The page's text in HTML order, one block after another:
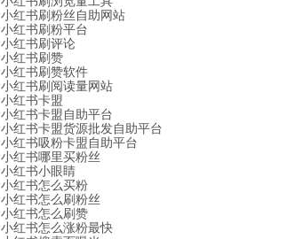
小红书刷粉丝自助网站
小红书刷粉平台
小红书刷评论
小红书刷赞
小红书刷赞软件
小红书刷阅读量网站
小红书卡盟
小红书卡盟自助平台
小红书卡盟货源批发自助平台
小红书吸粉卡盟自助平台
小红书哪里买粉丝
小红书小眼睛
小红书怎么买粉
小红书怎么刷粉丝
小红书怎么刷赞
小红书怎么涨粉最快